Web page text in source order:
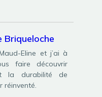
Briqueloche
Eline et j’ai à
faire découvrir
la durabilité de
réinventé.